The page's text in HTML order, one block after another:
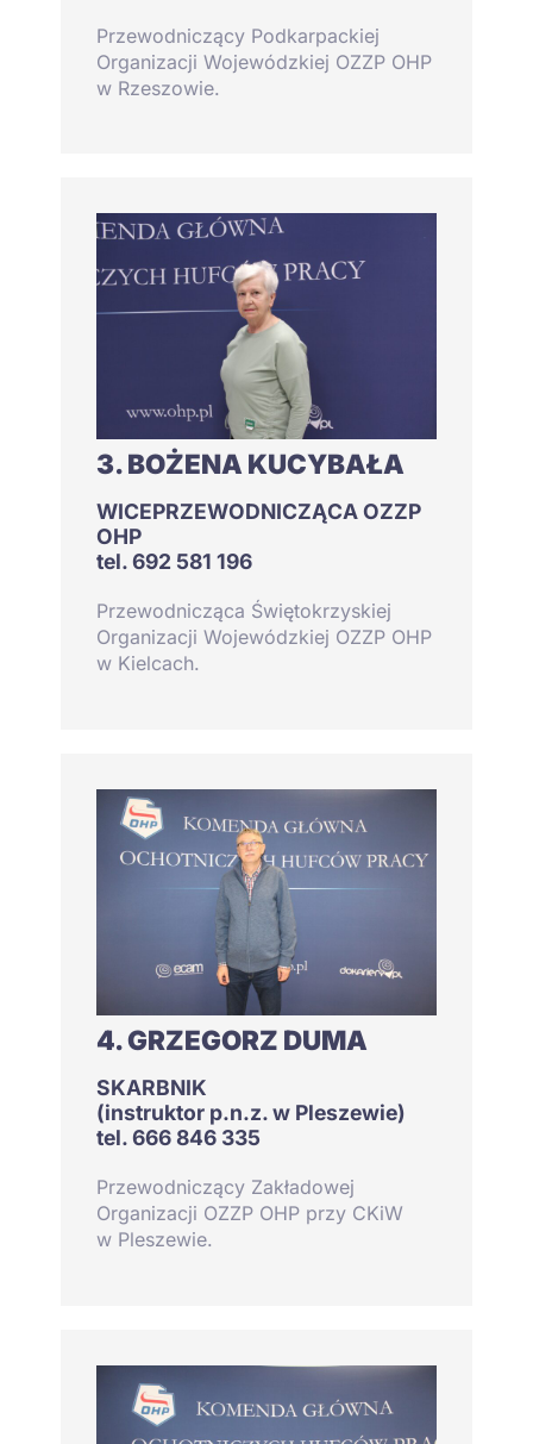
Przewodniczący Podkarpackiej
Organizacji Wojewódzkiej OZZP OHP
w Rzeszowie.
3. BOŻENA KUCYBAŁA
WICEPRZEWODNICZĄCA OZZP
OHP
tel. 692 581 196
Przewodnicząca Świętokrzyskiej
Organizacji Wojewódzkiej OZZP OHP
w Kielcach.
4. GRZEGORZ DUMA
SKARBNIK
(instruktor p.n.z. w Pleszewie)
tel. 666 846 335
Przewodniczący Zakładowej
Organizacji OZZP OHP przy CKiW
w Pleszewie.